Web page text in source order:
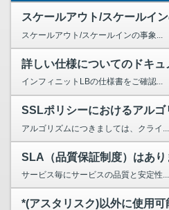
スケールアウト/スケールイ
スケールアウト/スケールインの事象...
詳しい仕様についてのドキュ
インフィニットLBの仕様書をご確認...
SSLポリシーにおけるアルゴ
アルゴリズムにつきましては、クライ...
SLA（品質保証制度）はあり
サービス毎にサービスの品質と安定性...
*(アスタリスク)以外に使用可